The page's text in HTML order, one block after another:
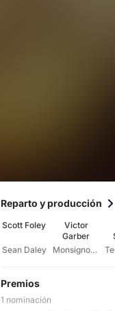
Reparto y producción
Scott Foley
Sean Daley
Victor
Garber
Monsignor De Angelis
Premios
1 nominación